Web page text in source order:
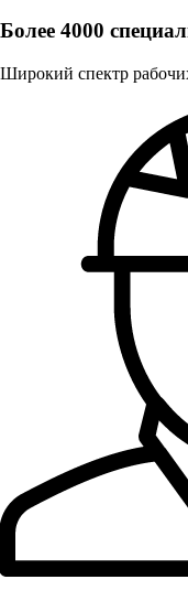
Более 4000
Широкий спектр